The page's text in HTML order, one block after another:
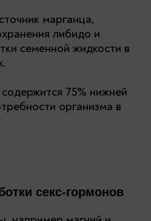
марганца,
либидо и
семенной жидкости в
75% нижней
организма в
секс-гормонов